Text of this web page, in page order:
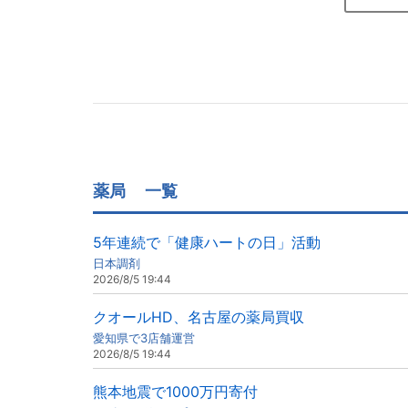
薬局 一覧
5年連続で「健康ハートの日」活動
日本調剤
2026/8/5 19:44
クオールHD、名古屋の薬局買収
愛知県で3店舗運営
2026/8/5 19:44
熊本地震で1000万円寄付